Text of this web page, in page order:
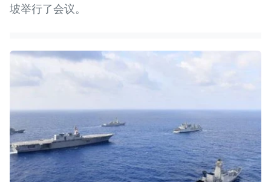
坡举行了会议。